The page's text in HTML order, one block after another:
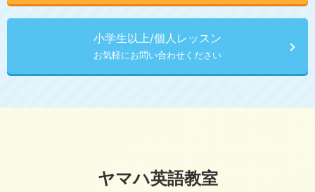
小学生以上/個人レッスン
お気軽にお問い合わせください
ヤマハ英語教室